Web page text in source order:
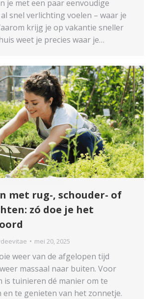
je met een paar eenvoudige
snel verlichting voelen – waar je
krijg je op vakantie sneller
weet je precies waar je…
met rug-, schouder- of
zó doe je het
mei 20, 2025
weer van de afgelopen tijd
massaal naar buiten. Voor
is tuinieren dé manier om te
te genieten van het zonnetje.